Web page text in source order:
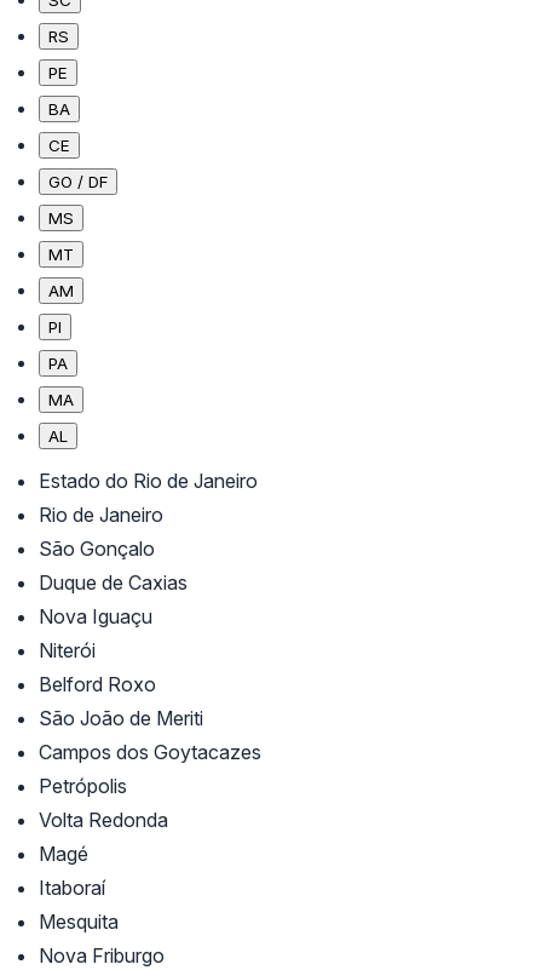
RS
PE
BA
CE
GO / DF
MS
MT
AM
PI
PA
MA
AL
Estado do Rio de Janeiro
Rio de Janeiro
São Gonçalo
Duque de Caxias
Nova Iguaçu
Niterói
Belford Roxo
São João de Meriti
Campos dos Goytacazes
Petrópolis
Volta Redonda
Magé
Itaboraí
Mesquita
Nova Friburgo